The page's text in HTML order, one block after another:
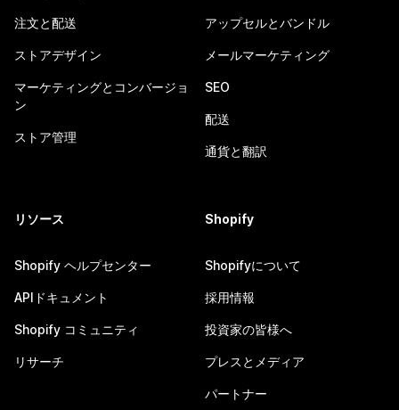
注文と配送
ストアデザイン
マーケティングとコンバージョ
ン
ストア管理
アップセルとバンドル
メールマーケティング
SEO
配送
通貨と翻訳
リソース
Shopify ヘルプセンター
APIドキュメント
Shopify コミュニティ
リサーチ
Shopify
Shopifyについて
採用情報
投資家の皆様へ
プレスとメディア
パートナー